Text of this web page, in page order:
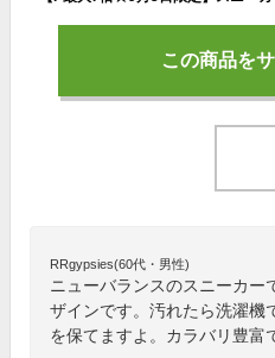
この商品を
RRgypsies(60代・男性)
ニューバランスのスニーカー
ザインです。汚れたら洗濯機
を保てますよ。カラバリ豊富